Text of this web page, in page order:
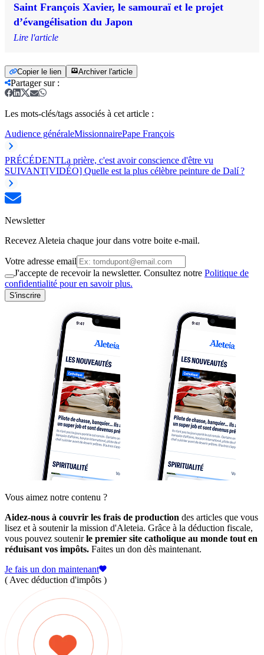
Saint François Xavier, le samouraï et le projet
d’évangélisation du Japon
Lire l'article
Copier le lien Archiver l'article
Partager sur:
Les mots-clés/tags associés à cet article :
Audience généraleMissionnairePape François
PRÉCÉDENTLa prière, c'est avoir conscience d'être vu
SUIVANT[VIDÉO] Quelle est la plus célèbre peinture de Dalí ?
Newsletter
Recevez Aleteia chaque jour dans votre boite e-mail.
Votre adresse email
J'accepte de recevoir la newsletter. Consultez notre Politique de
confidentialité pour en savoir plus.
S'inscrire
Vous aimez notre contenu ?
Aidez-nous à couvrir les frais de production des articles que vous
lisez et à soutenir la mission d'Aleteia. Grâce à la déduction fiscale,
vous pouvez soutenirle premier site catholique au monde tout en
réduisant vos impôts. Faites un don dès maintenant.
Je fais un don maintenant
( Avec déduction d'impôts )